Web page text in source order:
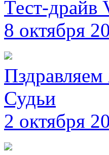
Тест-драйв
8 октября
Судьи
2 октября